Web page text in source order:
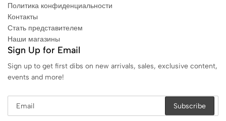
Политика конфиденциальности
Контакты
Стать представителем
Наши магазины
Sign Up for Email
Sign up to get first dibs on new arrivals, sales, exclusive content,
events and more!